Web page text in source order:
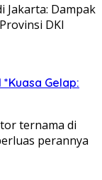
Jakarta: Dampak
DKI
Gelap:
ternama di
perannya